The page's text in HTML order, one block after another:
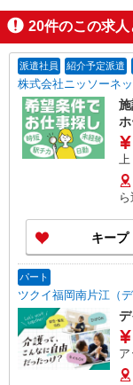
20件のこの求人
派遣社員 紹介予定派遣
株式会社ニッソーネ
上
費
キープ
パート
ツクイ福岡南片江（デ